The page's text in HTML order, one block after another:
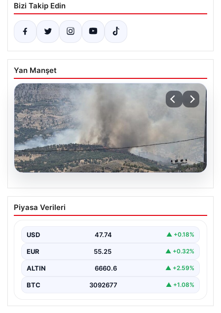
Bizi Takip Edin
Yan Manşet
Adıyaman Gerger’deki Orman Yangınına
Hızlı Müdahale Sürüyor
yangına müdahale çalışmaları büyük bir titizlikle devam
ediyor.…
Piyasa Verileri
USD 47.74 ▲ +0.18%
EUR 55.25 ▲ +0.32%
ALTIN 6660.6 ▲ +2.59%
BTC 3092677 ▲ +1.08%